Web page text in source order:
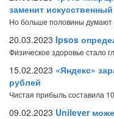
заменит
Но больше половины думают
20.03.2023 Ipsos
Физическое здоровье стало
15.02.2023 «Яндекс»
рублей
Чистая прибыль составила
09.02.2023 Unilever